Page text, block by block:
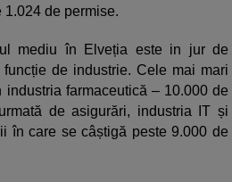
de permise.
mediu în Elveția este in jur de
de industrie. Cele mai mari
farmaceutică – 10.000 de
de asigurări, industria IT și
în care se câștigă peste 9.000 de